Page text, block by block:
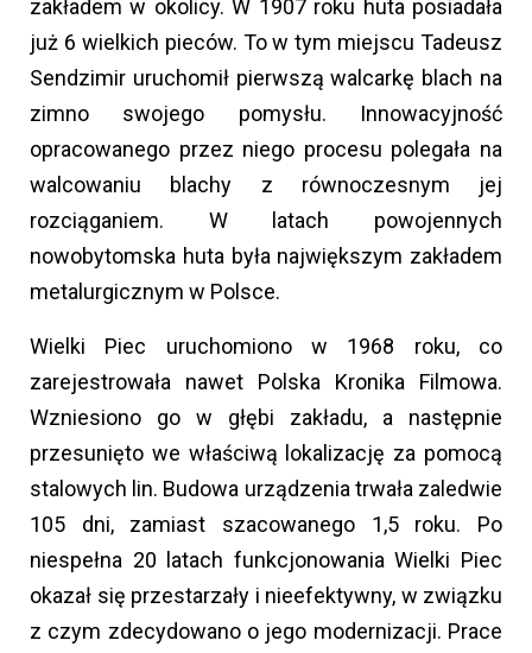
zakładem w okolicy. W 1907 roku huta posiadała
już 6 wielkich pieców. To w tym miejscu Tadeusz
Sendzimir uruchomił pierwszą walcarkę blach na
zimno swojego pomysłu. Innowacyjność
opracowanego przez niego procesu polegała na
walcowaniu blachy z równoczesnym jej
rozciąganiem. W latach powojennych
nowobytomska huta była największym zakładem
metalurgicznym w Polsce.
Wielki Piec uruchomiono w 1968 roku, co
zarejestrowała nawet Polska Kronika Filmowa.
Wzniesiono go w głębi zakładu, a następnie
przesunięto we właściwą lokalizację za pomocą
stalowych lin. Budowa urządzenia trwała zaledwie
105 dni, zamiast szacowanego 1,5 roku. Po
niespełna 20 latach funkcjonowania Wielki Piec
okazał się przestarzały i nieefektywny, w związku
z czym zdecydowano o jego modernizacji. Prace